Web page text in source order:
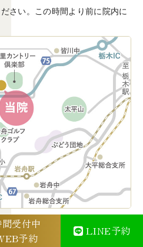
受付中
予約
LINE予約
さい。この時間より前に院内に
木駅」（北口）。